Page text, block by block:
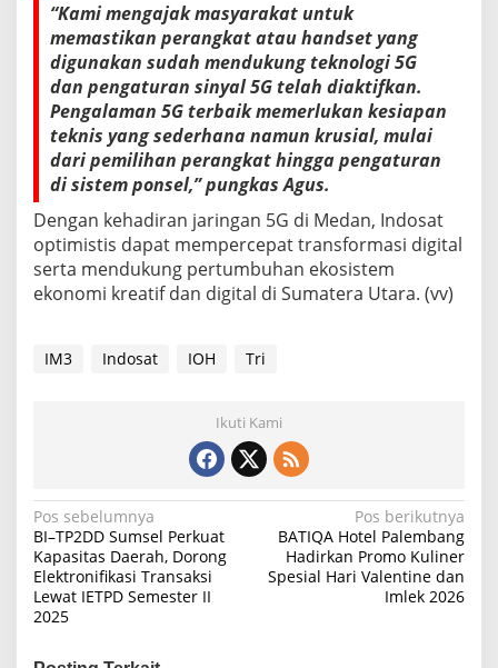
“Kami mengajak masyarakat untuk
memastikan perangkat atau handset yang
digunakan sudah mendukung teknologi 5G
dan pengaturan sinyal 5G telah diaktifkan.
Pengalaman 5G terbaik memerlukan kesiapan
teknis yang sederhana namun krusial, mulai
dari pemilihan perangkat hingga pengaturan
di sistem ponsel,” pungkas Agus.
Dengan kehadiran jaringan 5G di Medan, Indosat
optimistis dapat mempercepat transformasi digital
serta mendukung pertumbuhan ekosistem
ekonomi kreatif dan digital di Sumatera Utara. (vv)
IM3 Indosat IOH Tri
Ikuti Kami
N
a
v
i
Pos sebelumnya
BI–TP2DD Sumsel Perkuat
Kapasitas Daerah, Dorong
Elektronifikasi Transaksi
Lewat IETPD Semester II
2025
Pos berikutnya
BATIQA Hotel Palembang
Hadirkan Promo Kuliner
Spesial Hari Valentine dan
Imlek 2026